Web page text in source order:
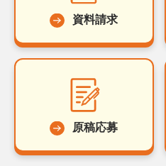
資料請求
原稿応募